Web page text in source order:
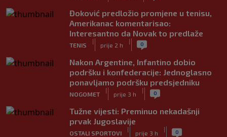
Đoković predložio promjene u tenisu,
Amerikanac komentarisao:
Interesantno da Novak to predlaže
TENIS
|
prije 2 h
| 0
Nakon Argentine, Infantino dobio
podršku i konfederacije: Jednoglasno
ponavljamo podršku predsjedniku
NOGOMET
|
prije 3 h
| 0
Tužne vijesti: Preminuo nekadašnji
prvak Jugoslavije
OSTALI SPORTOVI
|
prije 3 h
| 0